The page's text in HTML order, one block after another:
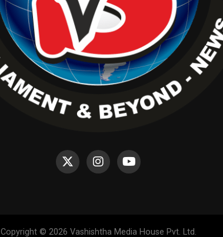
Copyright © 2026 Vashishtha Media House Pvt. Ltd.